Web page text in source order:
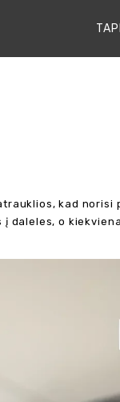
kad
daleles, o